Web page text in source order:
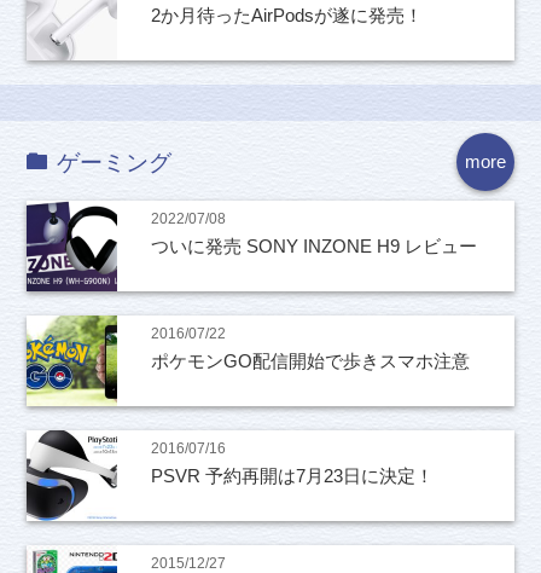
2か月待ったAirPodsが遂に発売！
more
ゲーミング
2022/07/08
ついに発売 SONY INZONE H9 レビュー
2016/07/22
ポケモンGO配信開始で歩きスマホ注意
2016/07/16
PSVR 予約再開は7月23日に決定！
2015/12/27